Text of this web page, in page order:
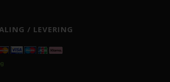
/ LEVERING